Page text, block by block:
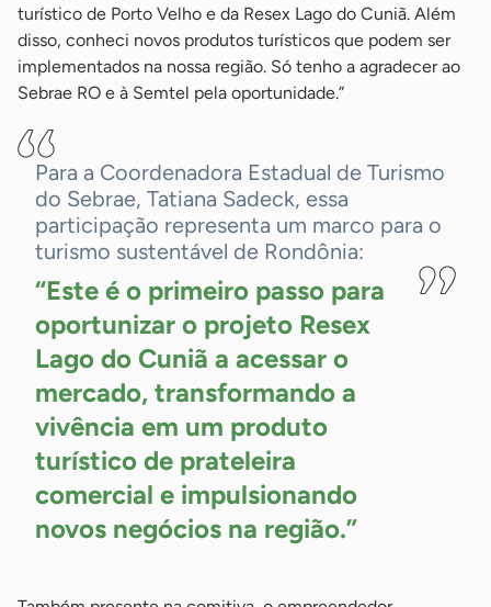
turístico de Porto Velho e da Resex Lago do Cuniã. Além
disso, conheci novos produtos turísticos que podem ser
implementados na nossa região. Só tenho a agradecer ao
Sebrae RO e à Semtel pela oportunidade.”
Para a Coordenadora Estadual de Turismo
do Sebrae, Tatiana Sadeck, essa
participação representa um marco para o
turismo sustentável de Rondônia:
“Este é o primeiro passo para
oportunizar o projeto Resex
Lago do Cuniã a acessar o
mercado, transformando a
vivência em um produto
turístico de prateleira
comercial e impulsionando
novos negócios na região.”